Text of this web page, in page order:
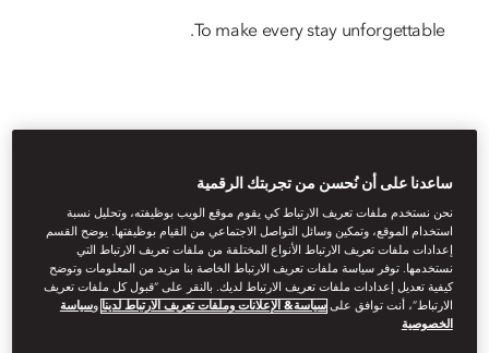
To make every stay unforgettable.
ساعدنا على أن نُحسن من تجربتك الرقمية
نحن نستخدم ملفات تعريف الارتباط كي يقوم موقع الويب بوظيفته، وتحليل نسبة
استخدام الموقع، وتمكين وسائل التواصل الاجتماعي من القيام بوظيفتها. يوضح القسم
إعدادات ملفات تعريف الارتباط الأنواع المختلفة من ملفات تعريف الارتباط التي
نستخدمها. توفر سياسة ملفات تعريف الارتباط الخاصة بنا مزيد من المعلومات وتوضح
كيفية تعديل إعدادات ملفات تعريف الارتباط لديك. بالنقر على “قبول كل ملفات تعريف
الارتباط”، أنت توافق علىسياسة& الإعلانات وملفات تعريف الارتباط لدينا وسياسة
الخصوصية